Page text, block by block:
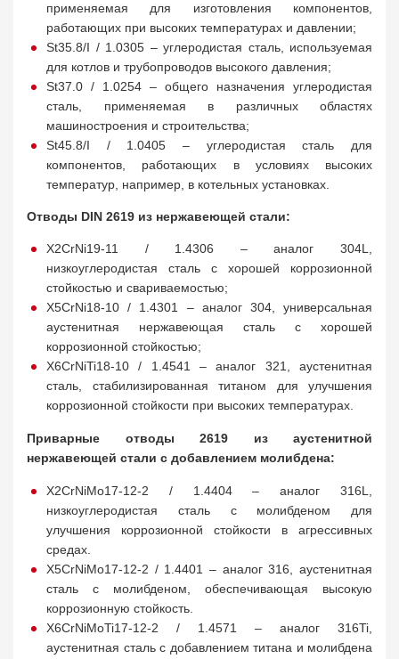
применяемая для изготовления компонентов,
работающих при высоких температурах и давлении;
St35.8/I / 1.0305 – углеродистая сталь, используемая
для котлов и трубопроводов высокого давления;
St37.0 / 1.0254 – общего назначения углеродистая
сталь, применяемая в различных областях
машиностроения и строительства;
St45.8/I / 1.0405 – углеродистая сталь для
компонентов, работающих в условиях высоких
температур, например, в котельных установках.
Отводы DIN 2619 из нержавеющей стали:
X2CrNi19-11 / 1.4306 – аналог 304L,
низкоуглеродистая сталь с хорошей коррозионной
стойкостью и свариваемостью;
X5CrNi18-10 / 1.4301 – аналог 304, универсальная
аустенитная нержавеющая сталь с хорошей
коррозионной стойкостью;
X6CrNiTi18-10 / 1.4541 – аналог 321, аустенитная
сталь, стабилизированная титаном для улучшения
коррозионной стойкости при высоких температурах.
Приварные отводы 2619 из аустенитной
нержавеющей стали с добавлением молибдена:
X2CrNiMo17-12-2 / 1.4404 – аналог 316L,
низкоуглеродистая сталь с молибденом для
улучшения коррозионной стойкости в агрессивных
средах.
X5CrNiMo17-12-2 / 1.4401 – аналог 316, аустенитная
сталь с молибденом, обеспечивающая высокую
коррозионную стойкость.
X6CrNiMoTi17-12-2 / 1.4571 – аналог 316Ti,
аустенитная сталь с добавлением титана и молибдена